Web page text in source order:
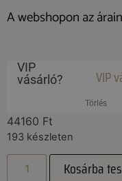
A webshopon az
VIP
vásárló?
Törlés
44160 Ft
193 készleten
Kosárba